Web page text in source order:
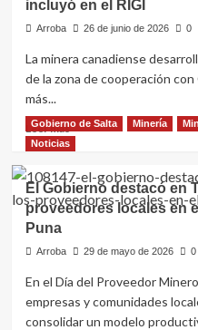
incluyó en el RIGI
Arroba 26 de junio de 2026 0
La minera canadiense
de la zona de cooperación
más...
Leer másLeer
más
Sáenz
con
directivos
Abrasilver:
proyecto
Diablillos
de
Gobierno de Salta Minería
Noticias
El Gobierno destacó en
proveedores locales en
Puna
Arroba 29 de mayo de 2026 0
En el Día del Proveedor
empresas y comunidades
consolidar un modelo